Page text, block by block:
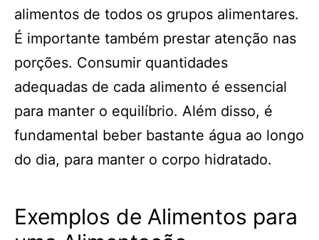
alimentos de todos os grupos alimentares.
É importante também prestar atenção nas
porções. Consumir quantidades
adequadas de cada alimento é essencial
para manter o equilíbrio. Além disso, é
fundamental beber bastante água ao longo
do dia, para manter o corpo hidratado.
Exemplos de Alimentos para